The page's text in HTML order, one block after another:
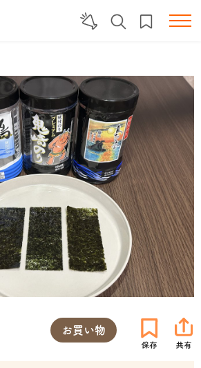
お買い物